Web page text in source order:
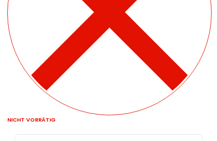
NICHT VORRÄTIG